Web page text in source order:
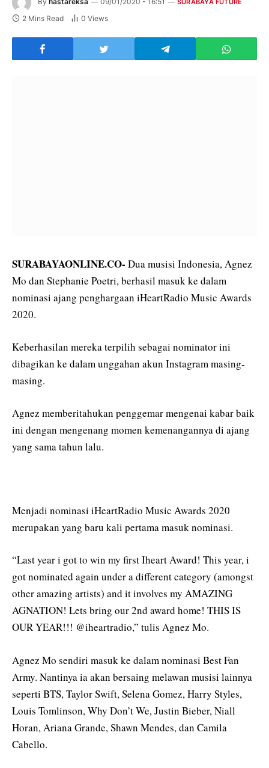
SURABAYA FUTURE
2 Mins Read 0 Views
SURABAYAONLINE.CO- Dua musisi Indonesia, Agnez
Mo dan Stephanie Poetri, berhasil masuk ke dalam
nominasi ajang penghargaan iHeartRadio Music Awards
2020.
Keberhasilan mereka terpilih sebagai nominator ini
dibagikan ke dalam unggahan akun Instagram masing-
masing.
Agnez memberitahukan penggemar mengenai kabar baik
ini dengan mengenang momen kemenangannya di ajang
yang sama tahun lalu.
Menjadi nominasi iHeartRadio Music Awards 2020
merupakan yang baru kali pertama masuk nominasi.
“Last year i got to win my first Iheart Award! This year, i
got nominated again under a different category (amongst
other amazing artists) and it involves my AMAZING
AGNATION! Lets bring our 2nd award home! THIS IS
OUR YEAR!!! @iheartradio,” tulis Agnez Mo.
Agnez Mo sendiri masuk ke dalam nominasi Best Fan
Army. Nantinya ia akan bersaing melawan musisi lainnya
seperti BTS, Taylor Swift, Selena Gomez, Harry Styles,
Louis Tomlinson, Why Don’t We, Justin Bieber, Niall
Horan, Ariana Grande, Shawn Mendes, dan Camila
Cabello.